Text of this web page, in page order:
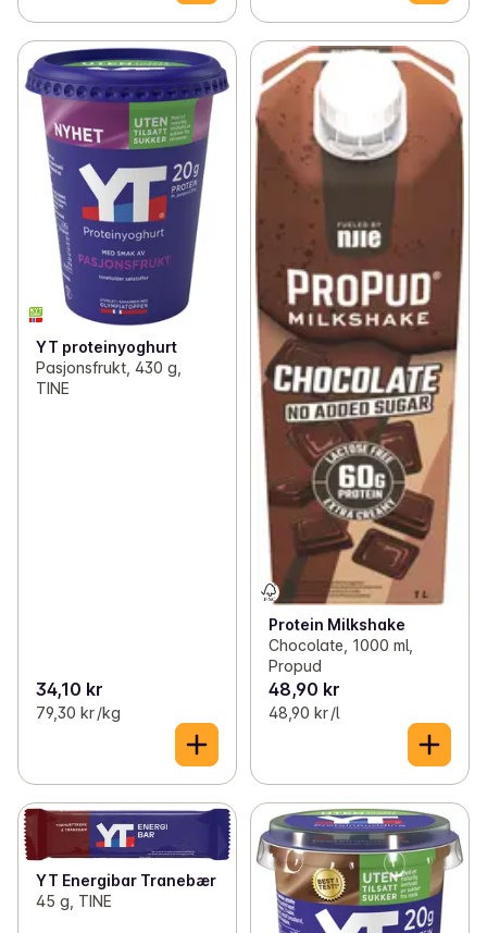
YT proteinyoghurt
Pasjonsfrukt, 430 g,
TINE
34,10 kr
79,30 kr /kg
Protein Milkshake
Chocolate, 1000 ml,
Propud
48,90 kr
48,90 kr /l
YT Energibar Tranebær
45 g, TINE